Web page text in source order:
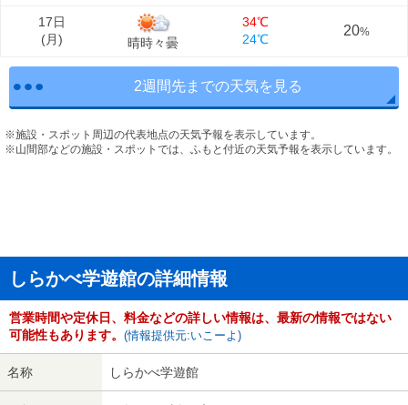
17日
(月) 晴時々曇
34℃
24℃
20%
2週間先までの天気を見る
※施設・スポット周辺の代表地点の天気予報を表示しています。
※山間部などの施設・スポットでは、ふもと付近の天気予報を表示しています。
しらかべ学遊館の詳細情報
営業時間や定休日、料金などの詳しい情報は、最新の情報ではない
可能性もあります。 (情報提供元:いこーよ)
名称 しらかべ学遊館